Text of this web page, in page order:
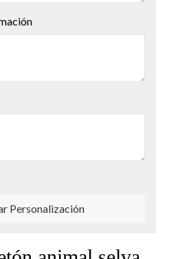
Personalización